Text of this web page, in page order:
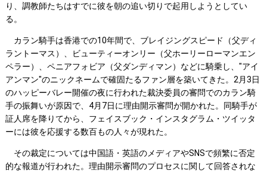
り、調教師たちはすでに彼を朝の追い切りで起用しようとしてい
る。
カラン騎手は香港での10年間で、ブレイジングスピード（父ディ
ラントーマス）、ビューティーオンリー（父ホーリーローマンエン
ペラー）、ペニアフォビア（父ダンディマン）などに騎乗し、"アイ
アンマン"のニックネームで確固たるファン層を築いてきた。2月3日
のハッピーバレー開催の夜に行われた裁決委員の審問でのカラン騎
手の振舞いが原因で、4月7日に理由開示審問が開かれた。同騎手が
証人席を降りてから、フェイスブック・インスタグラム・ツイッタ
ーには彼を応援する数百もの人々が現れた。
その裁定については中国語・英語のメディアやSNSで頻繁に否定
的な報道が行われた。理由開示審問のプロセスに関して回答されな